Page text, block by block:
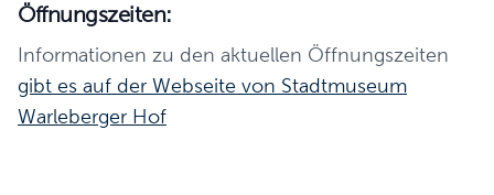
Öffnungszeiten:
Informationen zu den aktuellen Öffnungszeiten
gibt es auf der Webseite von Stadtmuseum
Warleberger Hof